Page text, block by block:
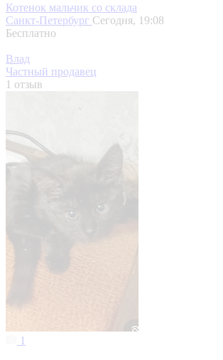
Котенок мальчик со склада
Санкт-Петербург Сегодня, 19:08
Бесплатно
Влад
Частный продавец
1 отзыв
1